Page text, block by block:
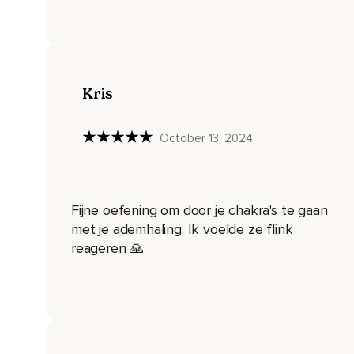
Adem diep in.
Ga je een halve cirkel omhoog naar je kruincentrum.
En op de uitademing weer in een rechte lijn langs al die
Kris
October 13, 2024
Fijne oefening om door je chakra's te gaan
met je ademhaling. Ik voelde ze flink
reageren 🙏